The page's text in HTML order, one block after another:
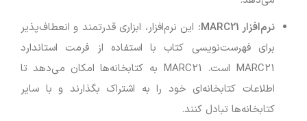
نرم‌افزارMARC21:
این نرم‌افزار، ابزاری قدرتمند و انعطاف‌پذیر
برای فهرست‌نویسی کتاب با استفاده از فرمت استاندارد
MARC21 است. MARC21 به کتابخانه‌ها امکان می‌دهد تا
اطلاعات کتابخانه‌ای خود را به اشتراک بگذارند و با سایر
کتابخانه‌ها تبادل کنند.